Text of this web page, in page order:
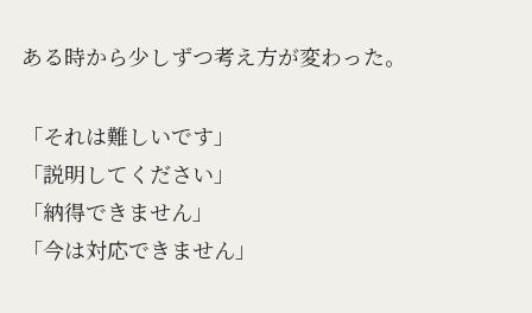
ある時から少しずつ考え方が変わった。
「それは難しいです」
「説明してください」
「納得できません」
「今は対応できません」